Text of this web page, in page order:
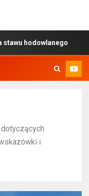
dotyczących
i